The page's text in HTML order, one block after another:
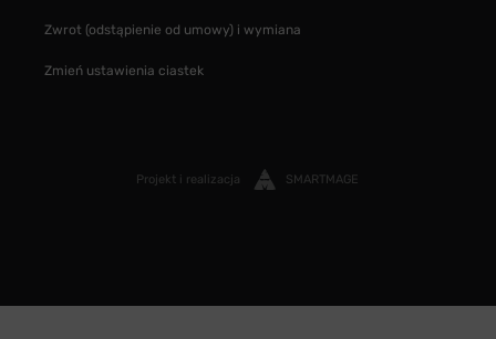
Zwrot (odstąpienie od umowy) i wymiana
Zmień ustawienia ciastek
Projekt i realizacja SMARTMAGE